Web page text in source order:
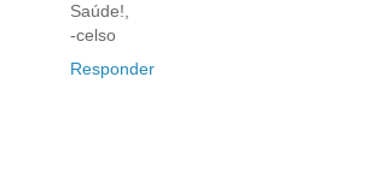
Saúde!,
-celso
Responder